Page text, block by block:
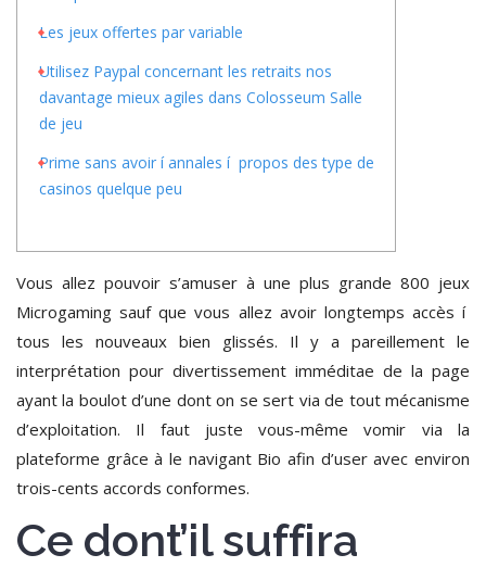
Les jeux offertes par variable
Utilisez Paypal concernant les retraits nos
davantage mieux agiles dans Colosseum Salle
de jeu
Prime sans avoir í annales í propos des type de
casinos quelque peu
Vous allez pouvoir s’amuser à une plus grande 800 jeux
Microgaming sauf que vous allez avoir longtemps accès í
tous les nouveaux bien glissés. Il y a pareillement le
interprétation pour divertissement imméditae de la page
ayant la boulot d’une dont on se sert via de tout mécanisme
d’exploitation. Il faut juste vous-même vomir via la
plateforme grâce à le navigant Bio afin d’user avec environ
trois-cents accords conformes.
Ce dont’il suffira